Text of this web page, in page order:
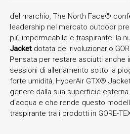
del marchio, The North Face®
leadership nel mercato outdoor
più impermeabile e traspirante: la
Jacketdotata del rivoluzionario
Pensata per restare asciutti anche
sessioni di allenamento sotto la
forte umidità, HyperAir GTX®
genere dalla sua superficie
d’acqua e che rende questo
traspirante tra i prodotti in GORE-